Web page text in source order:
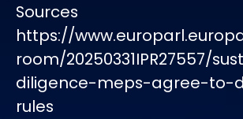
Sources
https://
room/20250331IPR27557/
diligence-meps-agree-
rules